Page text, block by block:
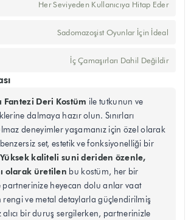
Her Seviyeden Kullanıcıya Hitap Eder
Sadomazoşist Oyunlar İçin İdeal
İç Çamaşırları Dahil Değildir
Fantezi Deri Kostüm ile tutkunun ve
dalmaya hazır olun. Sınırları
deneyimler yaşamanız için özel olarak
set, estetik ve fonksiyonelliği bir
Yüksek kaliteli suni deriden özenle,
olarak üretilen bu kostüm, her bir
partnerinize heyecan dolu anlar vaat
rengi ve metal detaylarla güçlendirilmiş
alıcı bir duruş sergilerken, partnerinizle